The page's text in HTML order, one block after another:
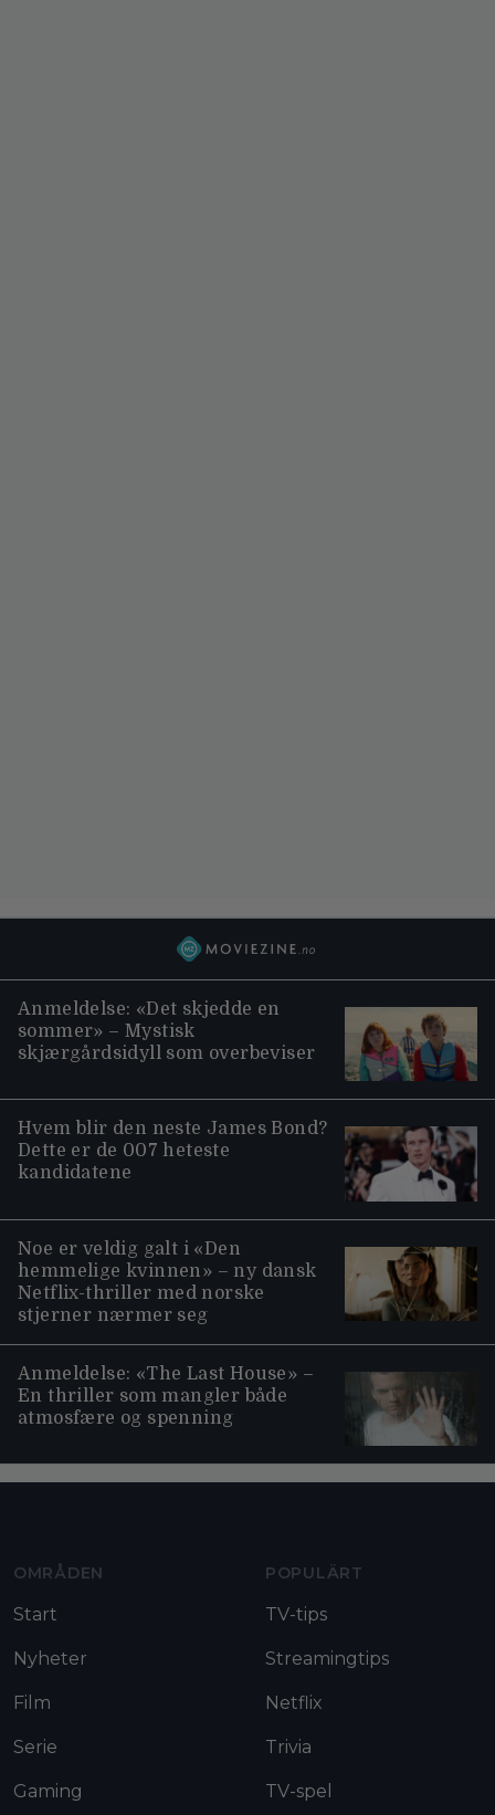
Anmeldelse: «Det skjedde en
sommer» – Mystisk
skjærgårdsidyll som overbeviser
Hvem blir den neste James Bond?
Dette er de 007 heteste
kandidatene
Noe er veldig galt i «Den
hemmelige kvinnen» – ny dansk
Netflix-thriller med norske
stjerner nærmer seg
Anmeldelse: «The Last House» –
En thriller som mangler både
atmosfære og spenning
OMRÅDEN
Start
Nyheter
Film
Serie
Gaming
POPULÄRT
TV-tips
Streamingtips
Netflix
Trivia
TV-spel